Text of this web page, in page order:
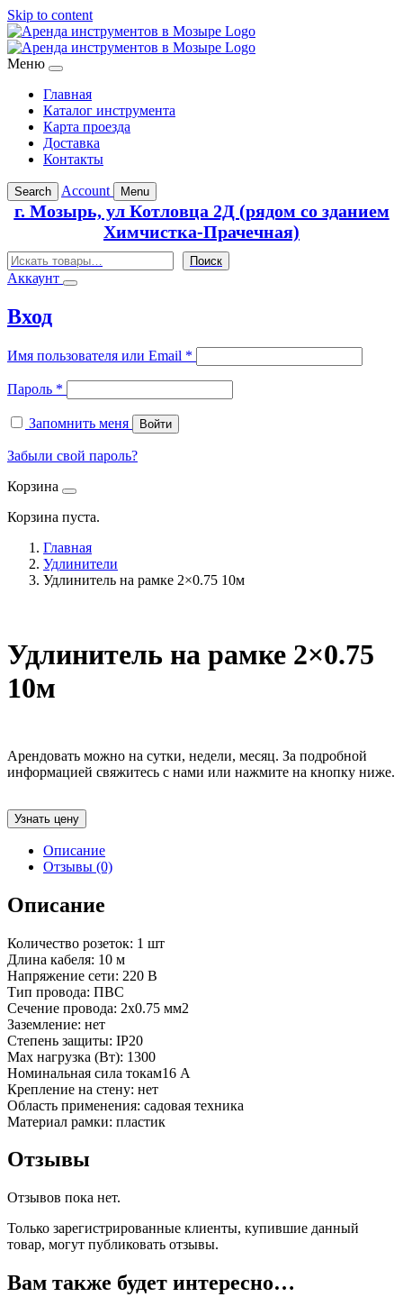
Skip to content
Меню
Главная
Каталог инструмента
Карта проезда
Доставка
Контакты
Search Account Menu
г. Мозырь, ул Котловца 2Д (рядом со зданием
Химчистка-Прачечная)
Поиск Поиск
Аккаунт
Вход
Имя пользователя или Email *
Пароль *
Запомнить меня Войти
Забыли свой пароль?
Корзина
Корзина пуста.
Главная
Удлинители
Удлинитель на рамке 2×0.75 10м
Удлинитель на рамке 2×0.75
10м
Арендовать можно на сутки, недели, месяц. За подробной
информацией свяжитесь с нами или нажмите на кнопку ниже.
Узнать цену
Описание
Отзывы (0)
Описание
Количество розеток: 1 шт
Длина кабеля: 10 м
Напряжение сети: 220 В
Тип провода: ПВС
Сечение провода: 2х0.75 мм2
Заземление: нет
Степень защиты: IP20
Max нагрузка (Вт): 1300
Номинальная сила токам16 А
Крепление на стену: нет
Область применения: садовая техника
Материал рамки: пластик
Отзывы
Отзывов пока нет.
Только зарегистрированные клиенты, купившие данный
товар, могут публиковать отзывы.
Вам также будет интересно…